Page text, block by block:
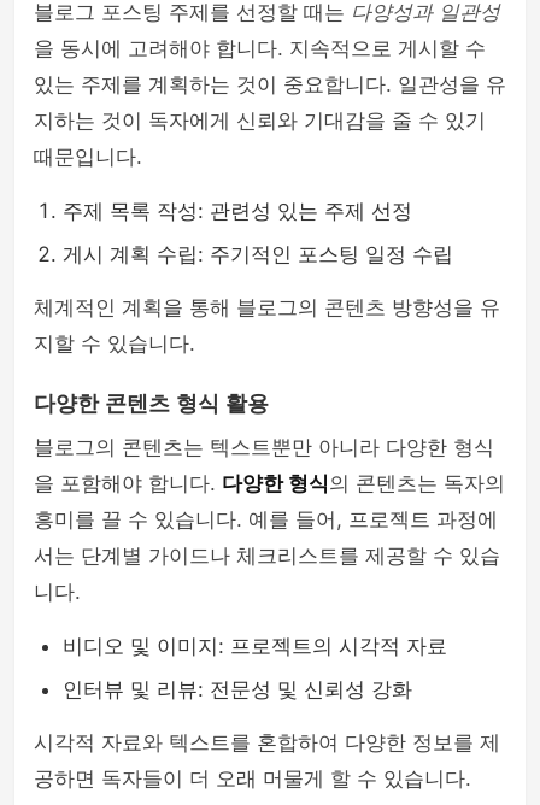
블로그 포스팅 주제를 선정할 때는 다양성과 일관성
을 동시에 고려해야 합니다. 지속적으로 게시할 수
있는 주제를 계획하는 것이 중요합니다. 일관성을 유
지하는 것이 독자에게 신뢰와 기대감을 줄 수 있기
때문입니다.
주제 목록 작성: 관련성 있는 주제 선정
게시 계획 수립: 주기적인 포스팅 일정 수립
체계적인 계획을 통해 블로그의 콘텐츠 방향성을 유
지할 수 있습니다.
다양한 콘텐츠 형식 활용
블로그의 콘텐츠는 텍스트뿐만 아니라 다양한 형식
을 포함해야 합니다. 다양한 형식의 콘텐츠는 독자의
흥미를 끌 수 있습니다. 예를 들어, 프로젝트 과정에
서는 단계별 가이드나 체크리스트를 제공할 수 있습
니다.
비디오 및 이미지: 프로젝트의 시각적 자료
인터뷰 및 리뷰: 전문성 및 신뢰성 강화
시각적 자료와 텍스트를 혼합하여 다양한 정보를 제
공하면 독자들이 더 오래 머물게 할 수 있습니다.